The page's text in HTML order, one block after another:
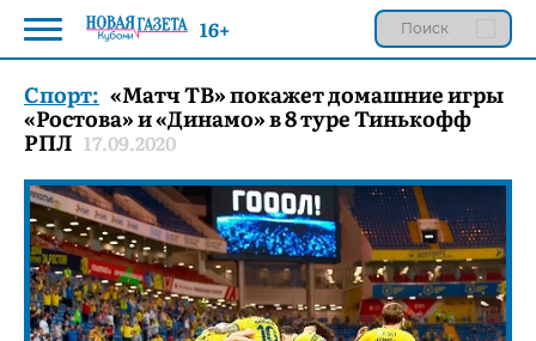
Спорт: «Матч ТВ» покажет домашние игры
«Ростова» и «Динамо» в 8 туре Тинькофф
РПЛ 17.09.2020
16+